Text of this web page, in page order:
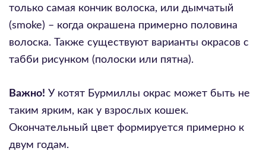
только самая кончик волоска, или дымчатый
(smoke) – когда окрашена примерно половина
волоска. Также существуют варианты окрасов с
табби рисунком (полоски или пятна).
Важно! У котят Бурмиллы окрас может быть не
таким ярким, как у взрослых кошек.
Окончательный цвет формируется примерно к
двум годам.